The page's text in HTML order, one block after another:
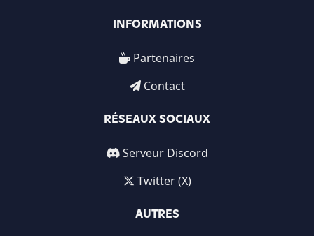
INFORMATIONS
Partenaires
Contact
RÉSEAUX SOCIAUX
Serveur Discord
Twitter (X)
AUTRES